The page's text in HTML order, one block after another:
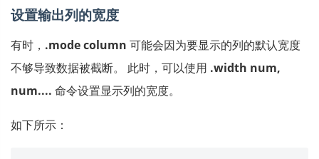
设置输出列的宽度
有时， .mode column 可能会因为要显示的列的默认宽度
不够导致数据被截断。 此时，可以使用 .width num,
num.... 命令设置显示列的宽度。
如下所示：